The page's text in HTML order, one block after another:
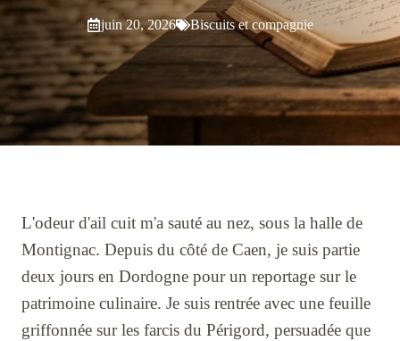
juin 20, 2026 Biscuits et compagnie
L'odeur d'ail cuit m'a sauté au nez, sous la halle de
Montignac. Depuis du côté de Caen, je suis partie
deux jours en Dordogne pour un reportage sur le
patrimoine culinaire. Je suis rentrée avec une feuille
griffonnée sur les farcis du Périgord, persuadée que